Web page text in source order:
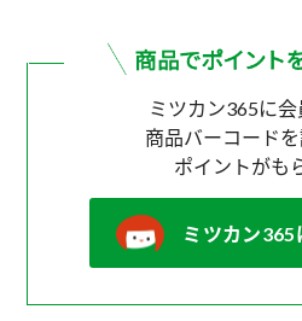
ミツカン365に
商品バーコード
ポイントがも
ミツカン365